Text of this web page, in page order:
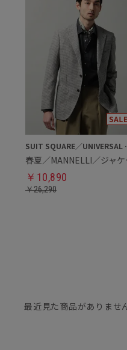
SUIT
春
￥ 10,890
￥26,290
最近見た商品がありませ